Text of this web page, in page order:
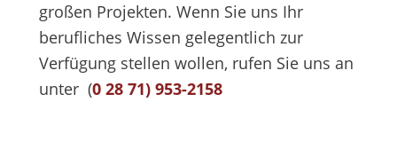
großen Projekten. Wenn Sie uns Ihr
berufliches Wissen gelegentlich zur
Verfügung stellen wollen, rufen Sie uns an
unter (0 28 71) 953-2158